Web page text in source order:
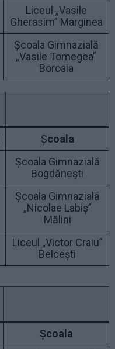
Liceul „Vasile
Gherasim” Marginea
Școala Gimnazială
„Vasile Tomegea”
Boroaia
Școala
Școala Gimnazială
Bogdănești
Școala Gimnazială
„Nicolae Labiș”
Mălini
Liceul „Victor Craiu”
Belcești
Școala